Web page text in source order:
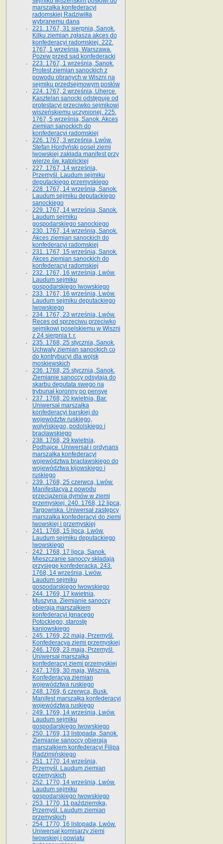
marszałka konfe­deracyi
radomskiej Radziwiłła
wybranemu dana
221. 1767, 31 sierpnia, Sanok.
Kilku ziemian zgłasza akces do
konfederacyi radomskiej. 222.
1767, 1 września, Warszawa.
Pozew przed sąd konfederacki
223. 1767, 1 września, Sanok.
Protest ziemian sanockich z
powodu obranych w Wiszni na
sejmiku przedsejmo­wym posłów
224. 1767, 2 września, Uherce.
Kasztelan sanocki odstępuje od
protestacyi przeciwko sejmikowi
wiszeńskiemu uczynionej. 225.
1767, 5 września, Sanok. Akces
ziemian sanockich do
konfederacyi radomskiej
226. 1767, 3 września, Lwów.
Stefan Hordyński poseł ziemi
lwowskiej zakłada manifest przy
wierze św. ka­tolickiej
227. 1767, 14 września,
Przemyśl. Laudum sejmiku
deputackiego przemyskiego
228. 1767, 14 września, Sanok.
Laudum sejmiku deputackiego
sanockiego
229. 1767, 14 września, Sanok.
Laudum sejmiku
gospodarskiego sanockiego
230. 1767, 14 września, Sanok.
Akces ziemian sanockich do
konfederacyi radomskiej
231. 1767, 15 września, Sanok.
Akces ziemian sanockich do
konfederacyi radomskiej
232. 1767, 16 września, Lwów.
Laudum sejmiku
gospodarskiego lwowskiego
233. 1767, 16 września, Lwów.
Laudum sejmiku deputackiego
lwowskiego
234. 1767, 23 września, Lwów.
Reces od sprzeciwu przeciwko
sejmikowi poselskiemu w Wiszni
z 24 sierpnia t. r.
235. 1768, 25 stycznia, Sanok.
Uchwały ziemian sanockich co
do kontrybucyi dla wojsk
moskiewskich
236. 1768, 25 stycznia, Sanok.
Ziemianie sanoccy odsyłają do
skarbu deputata swego na
trybunał koronny po pensyę
237. 1768, 20 kwietnia, Bar.
Uniwersał marszałka
konfederacyi barskiej do
województw ruskiego,
wołyńskiego, podolskiego i
bracławskiego
238. 1768, 29 kwietnia,
Podhajce. Uniwersał i ordynans
marszałka konfederacyi
województwa bracławskiego do
wo­jewództwa kijowskiego i
ruskiego
239. 1768, 25 czerwca, Lwów.
Manifestacya z powodu
przeciążenia dymów w ziemi
przemyskiej. 240. 1768, 12 lipca,
Targowiska. Uniwersał zastępcy
marszałka konfederacyi do ziemi
lwowskiej i przemyskiej
241. 1768, 15 lipca, Lwów.
Laudum sejmiku deputackiego
lwowskiego
242. 1768, 17 lipca, Sanok.
Mieszczanie sanoccy składają
przysięgę konfederacką. 243.
1768, 14 września, Lwów.
Laudum sejmiku
gospodarskiego lwowskiego
244. 1769, 17 kwietnia,
Muszyna. Ziemianie sanoccy
obierają marszałkiem
konfederacyi Ignacego
Potockiego, starostę
kaniowskiego
245. 1769, 22 maja, Przemyśl.
Konfederacya ziemi przemyskiej
246. 1769, 23 maja, Przemyśl.
Uniwersał marszałka
konfederacyi ziemi przemyskiej
247. 1769, 30 maja, Wisznia.
Konfederacya ziemian
województwa ruskiego
248. 1769, 6 czerwca, Busk.
Manifest marszałka konfederacyi
województwa ruskiego
249. 1769, 14 września, Lwów.
Laudum sejmiku
gospodarskiego lwowskiego
250. 1769, 13 listopada, Sanok.
Ziemianie sanoccy obierają
marszałkiem konfederacyi Filipa
Radzimińskiego
251. 1770, 14 września,
Przemyśl. Laudum ziemian
przemyskich
252. 1770, 14 września, Lwów.
Laudum sejmiku
gospodarskiego lwowskiego
253. 1770, 11 października,
Przemyśl. Laudum ziemian
przemyskich
254. 1770, 16 listopada, Lwów.
Uniwersał komisarzy ziemi
lwowskiej i powiatu